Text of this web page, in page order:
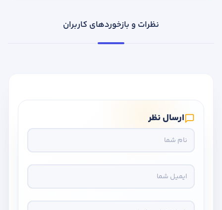
نظرات و بازخوردهای کاربران
ارسال نظر